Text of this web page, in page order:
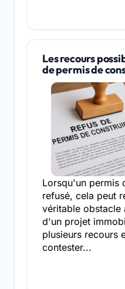
Les recours
de permis de
Lorsqu'un permis
refusé, cela peut
véritable obstacle
d'un projet
plusieurs recours
contester...